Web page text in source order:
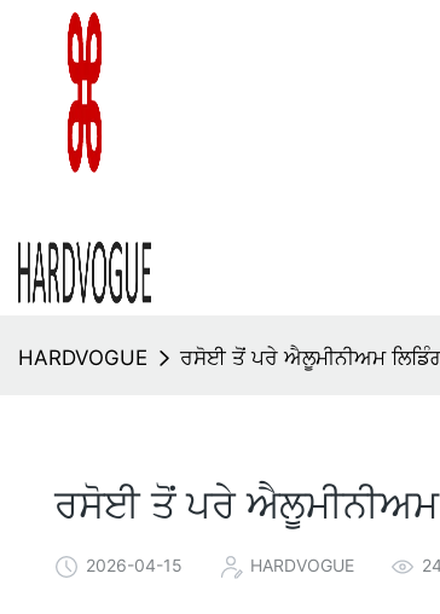
HARDVOGUE ਰਸੋਈ ਤੋਂ ਪਰੇ ਐਲੂਮੀਨੀਅਮ
ਰਸੋਈ ਤੋਂ ਪਰੇ ਐਲੂਮੀਨੀਅਮ
2026-04-15 HARDVOGUE